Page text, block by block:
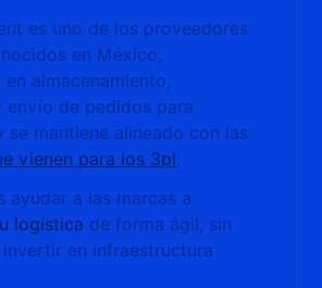
es uno de los proveedores
en México,
almacenamiento,
envío de pedidos para
se mantiene alineado con las
vienen para los 3pl.
ayudar a las marcas a
logística de forma ágil, sin
en infraestructura